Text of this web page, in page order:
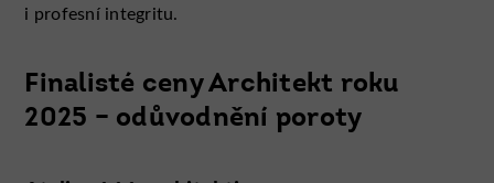
i profesní integritu.
Finalisté ceny Architekt roku
2025 – odůvodnění poroty